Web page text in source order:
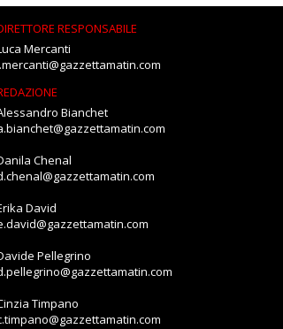
RESPONSABILE
Mercanti
Bianchet
Chenal
David
Pellegrino
Timpano